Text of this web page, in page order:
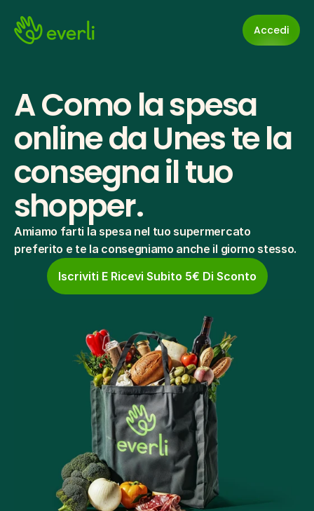
Accedi
A Como la spesa
online da Unes te la
consegna il tuo
shopper.
Amiamo farti la spesa nel tuo supermercato
preferito e te la consegniamo anche il giorno stesso.
Iscriviti E Ricevi Subito 5€ Di Sconto